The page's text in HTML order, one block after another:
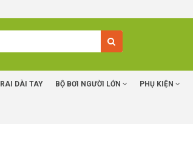
DÀI TAY BỘ BƠI NGƯỜI LỚN PHỤ KIỆN